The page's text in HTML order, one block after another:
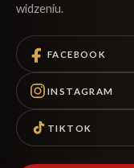
widzeniu.
FACEBOOK
INSTAGRAM
TIKTOK